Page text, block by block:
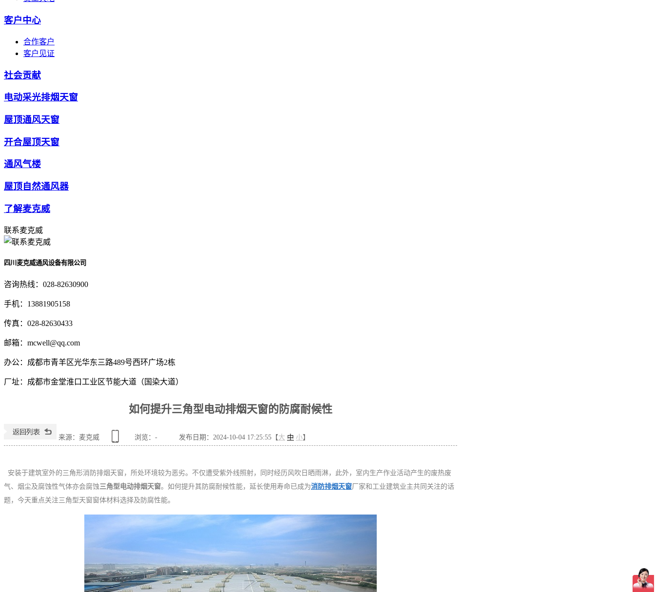
客户中心
合作客户
客户见证
社会贡献
电动采光排烟天窗
屋顶通风天窗
开合屋顶天窗
通风气楼
屋顶自然通风器
了解麦克威
联系麦克威
四川麦克威通风设备有限公司
咨询热线： 028-82630900
手机： 13881905158
传真： 028-82630433
邮箱： mcwell@qq.com
办公： 成都市青羊区光华东三路489号西环广场2栋
厂址： 成都市金堂淮口工业区节能大道（国染大道）
如何提升三角型电动排烟天窗的防腐耐候性
来源：麦克威 浏览： - 发布日期：2024-10-04 17:25:55【大 中 小】
安装于建筑室外的三角形消防排烟天窗，所处环境较为恶劣。不仅遭受紫外线照射，同时经历风吹日晒雨淋，此外，室内生产作业活动产生的废热废
气、烟尘及腐蚀性气体亦会腐蚀三角型电动排烟天窗。如何提升其防腐耐候性能，延长使用寿命已成为消防排烟天窗厂家和工业建筑业主共同关注的话
题，今天重点关注三角型天窗窗体材料选择及防腐性能。